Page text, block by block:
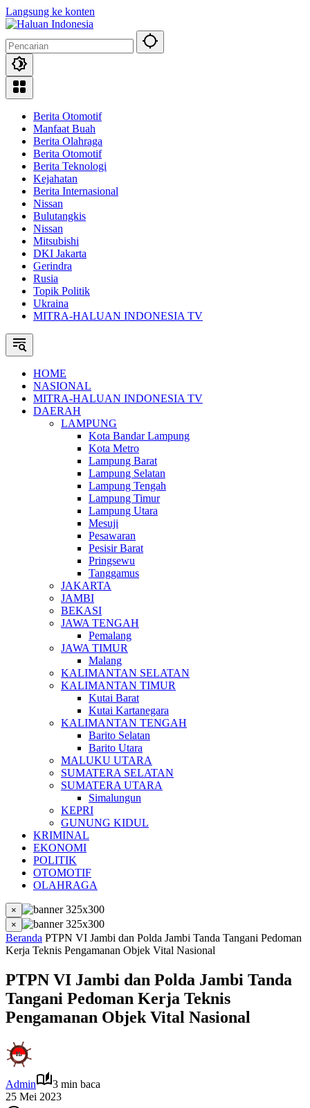
Langsung ke konten
Berita Otomotif
Manfaat Buah
Berita Olahraga
Berita Otomotif
Berita Teknologi
Kejahatan
Berita Internasional
Nissan
Bulutangkis
Nissan
Mitsubishi
DKI Jakarta
Gerindra
Rusia
Topik Politik
Ukraina
MITRA-HALUAN INDONESIA TV
HOME
NASIONAL
MITRA-HALUAN INDONESIA TV
DAERAH
LAMPUNG
Kota Bandar Lampung
Kota Metro
Lampung Barat
Lampung Selatan
Lampung Tengah
Lampung Timur
Lampung Utara
Mesuji
Pesawaran
Pesisir Barat
Pringsewu
Tanggamus
JAKARTA
JAMBI
BEKASI
JAWA TENGAH
Pemalang
JAWA TIMUR
Malang
KALIMANTAN SELATAN
KALIMANTAN TIMUR
Kutai Barat
Kutai Kartanegara
KALIMANTAN TENGAH
Barito Selatan
Barito Utara
MALUKU UTARA
SUMATERA SELATAN
SUMATERA UTARA
Simalungun
KEPRI
GUNUNG KIDUL
KRIMINAL
EKONOMI
POLITIK
OTOMOTIF
OLAHRAGA
×
×
Beranda PTPN VI Jambi dan Polda Jambi Tanda Tangani Pedoman
Kerja Teknis Pengamanan Objek Vital Nasional
PTPN VI Jambi dan Polda Jambi Tanda
Tangani Pedoman Kerja Teknis
Pengamanan Objek Vital Nasional
Admin
3 min baca
25 Mei 2023